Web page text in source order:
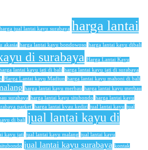
harga jual lantai kayu surabaya harga lantai
akasia harga lantai kayu bondowoso harga lantai kayu dibali
di surabaya Harga Lantai Kayu
lantai kayu jati di bali harga lantai kayu jati di surabaya
Harga Lantai kayu Madiun harga lantai kayu mahoni di bali
harga lantai kayu merbau harga lantai kayu merbau
surabaya harga lantai kayu situbondo harga lantai kayu
parket' harga lantai kyau kediri jual lantai kayu jual
di bali jual lantai kayu di
kayu jati jual lantai kayu malang jual lantai kayu
jual lantai kayu surabaya kontak